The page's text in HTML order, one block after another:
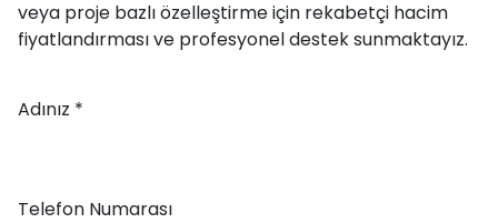
veya proje bazlı özelleştirme için rekabetçi hacim
fiyatlandırması ve profesyonel destek sunmaktayız.
Adınız *
Telefon Numarası